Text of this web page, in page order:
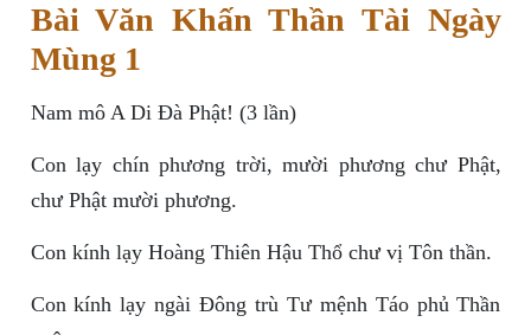
Bài Văn Khấn Thần Tài Ngày
Mùng 1
Nam mô A Di Đà Phật! (3 lần)
Con lạy chín phương trời, mười phương chư Phật,
chư Phật mười phương.
Con kính lạy Hoàng Thiên Hậu Thổ chư vị Tôn thần.
Con kính lạy ngài Đông trù Tư mệnh Táo phủ Thần